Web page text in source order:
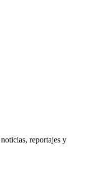
reportajes y